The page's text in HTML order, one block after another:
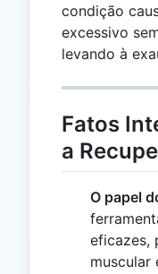
condição
excessivo
levando à
Fatos
a
O papel
eficazes,
muscular